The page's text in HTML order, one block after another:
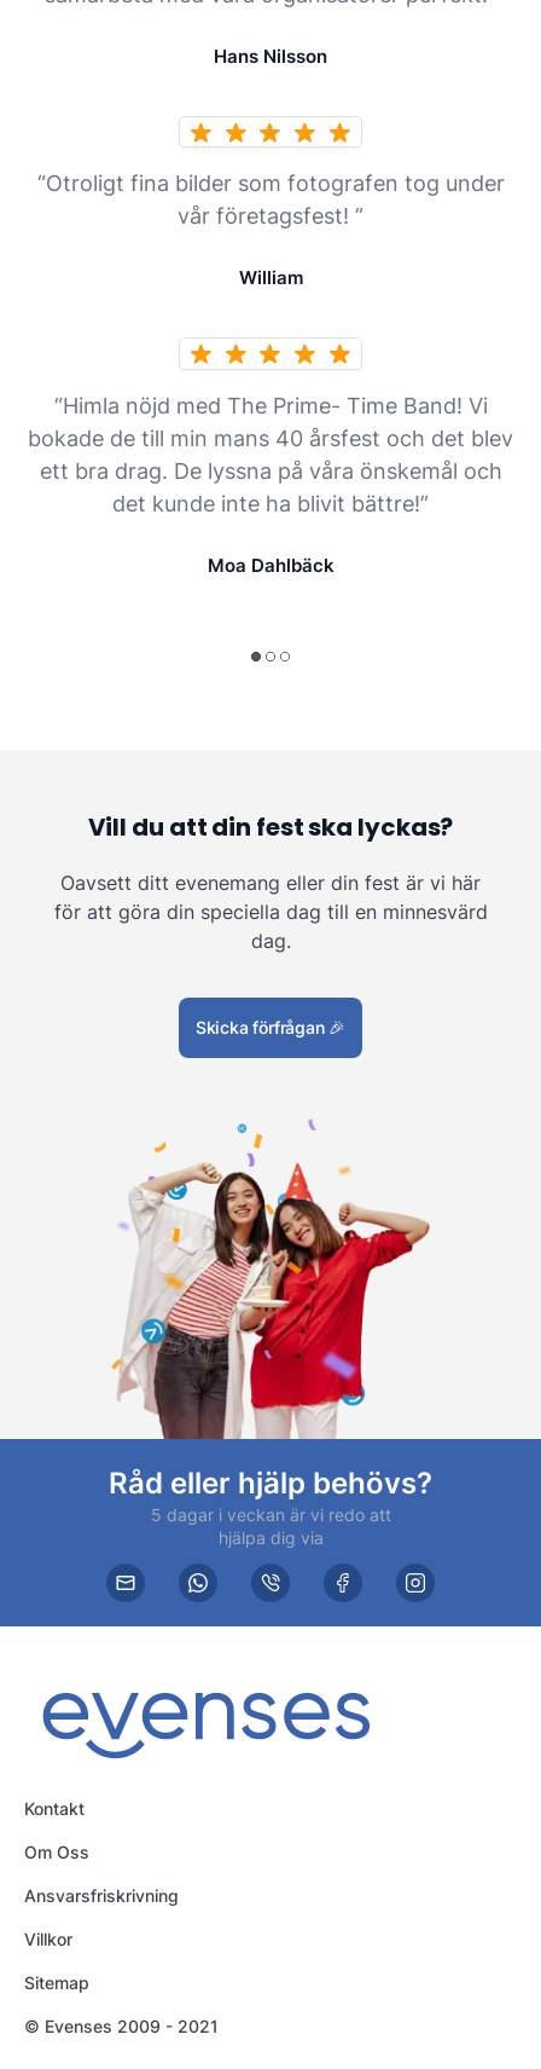
Hans Nilsson
“Otroligt fina bilder som fotografen tog under
vår företagsfest! ”
William
“Himla nöjd med The Prime- Time Band! Vi
bokade de till min mans 40 årsfest och det blev
ett bra drag. De lyssna på våra önskemål och
det kunde inte ha blivit bättre!”
Moa Dahlbäck
Vill du att din fest ska lyckas?
Oavsett ditt evenemang eller din fest är vi här
för att göra din speciella dag till en minnesvärd
dag.
Skicka förfrågan 🎉
Råd eller hjälp behövs?
5 dagar i veckan är vi redo att
hjälpa dig via
Kontakt
Om Oss
Ansvarsfriskrivning
Villkor
Sitemap
© Evenses 2009 - 2021